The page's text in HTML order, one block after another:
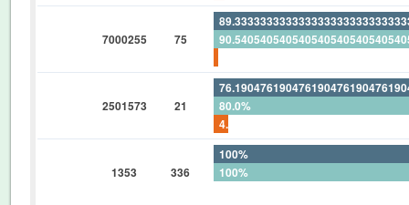
7000255 75
2501573 21
80.0%
1353 336
100%
100%